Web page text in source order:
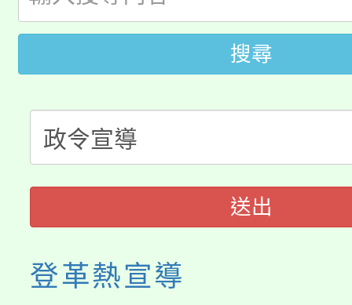
《TA101》溝通分析基
程，歡迎學生輔導中心
心理、諮商輔導、社會
系所師生報名參加。
轉知苗栗縣政府辦理
縣市「校園短影音徵
門員」簡章及活動海報
踴躍報名參加。
桃園市115學年度學生
展演活動實施計畫」
115年度「教育部表揚
「2026 ART TAIPEI臺
博覽會」之「藝術教育
搜尋
送出
登革熱宣導